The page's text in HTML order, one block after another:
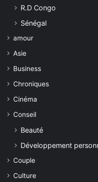
R.D Congo
Sénégal
amour
Asie
Business
Chroniques
Cinéma
Conseil
Beauté
Développement
Couple
Culture